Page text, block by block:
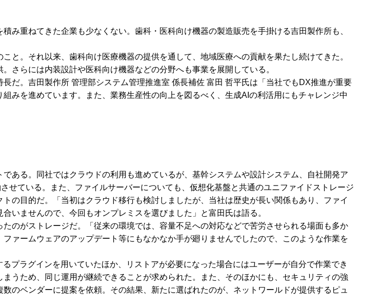
み重ねてきた企業も少なくない。歯科・医科向け機器の製造販売を手掛ける吉田製作所も、
と。それ以来、歯科向け医療機器の提供を通して、地域医療への貢献を果たし続けてきた。
さらには内装設計や医科向け機器などの分野へも事業を展開している。
だ。吉田製作所 管理部システム管理推進室 係長補佐 富田 哲平氏は「当社でもDX推進が重要
みを進めています。また、業務生産性の向上を図るべく、生成AIの利活用にもチャレンジ中
ある。同社ではクラウドの利用も進めているが、基幹システムや設計システム、自社開発ア
せている。また、ファイルサーバーについても、仮想化基盤と共通のユニファイドストレージ
の目的だ。「当初はクラウド移行も検討しましたが、当社は歴史が長い関係もあり、ファイ
いませんので、今回もオンプレミスを選びました」と富田氏は語る。
のがストレージだ。「従来の環境では、容量不足への対応などで苦労させられる場面も多か
ァームウェアのアップデート等にもなかなか手が廻りませんでしたので、このような作業を
プラグインを用いていたほか、リストアが必要になった場合にはユーザーが自分で作業でき
うため、同じ運用が継続できることが求められた。また、そのほかにも、セキュリティの強
のベンダーに提案を依頼。その結果、新たに選ばれたのが、ネットワールドが提供するピュ